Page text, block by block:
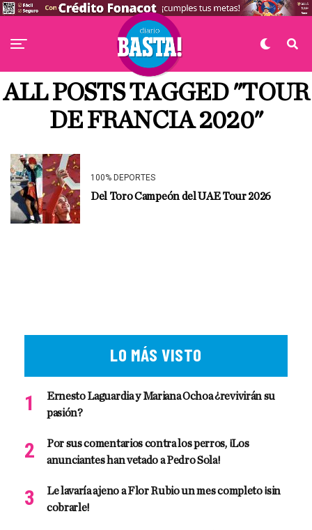
ALL POSTS TAGGED "TOUR
DE FRANCIA 2020"
100% DEPORTES
Del Toro Campeón del UAE Tour 2026
LO MÁS VISTO
Ernesto Laguardia y Mariana Ochoa ¿revivirán su
pasión?
Por sus comentarios contra los perros, ¡Los
anunciantes han vetado a Pedro Sola!
Le lavaría ajeno a Flor Rubio un mes completo ¡sin
cobrarle!